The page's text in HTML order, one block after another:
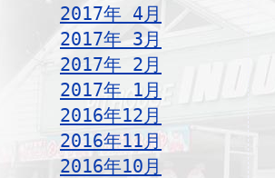
2017年 4月
2017年 3月
2017年 2月
2017年 1月
2016年12月
2016年11月
2016年10月